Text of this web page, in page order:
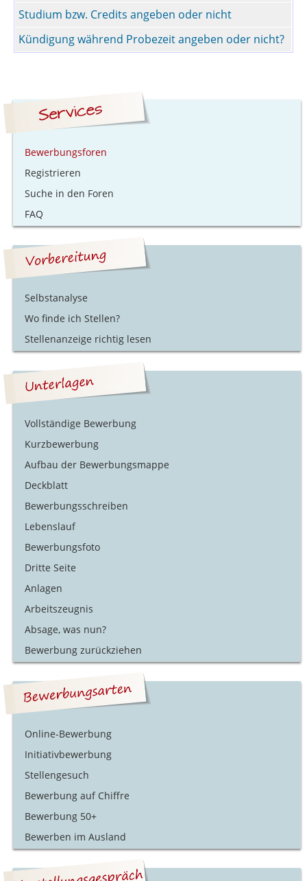
Studium bzw. Credits angeben oder nicht
Kündigung während Probezeit angeben oder nicht?
Bewerbungsforen
Registrieren
Suche in den Foren
FAQ
Selbstanalyse
Wo finde ich Stellen?
Stellenanzeige richtig lesen
Vollständige Bewerbung
Kurzbewerbung
Aufbau der Bewerbungsmappe
Deckblatt
Bewerbungsschreiben
Lebenslauf
Bewerbungsfoto
Dritte Seite
Anlagen
Arbeitszeugnis
Absage, was nun?
Bewerbung zurückziehen
Online-Bewerbung
Initiativbewerbung
Stellengesuch
Bewerbung auf Chiffre
Bewerbung 50+
Bewerben im Ausland